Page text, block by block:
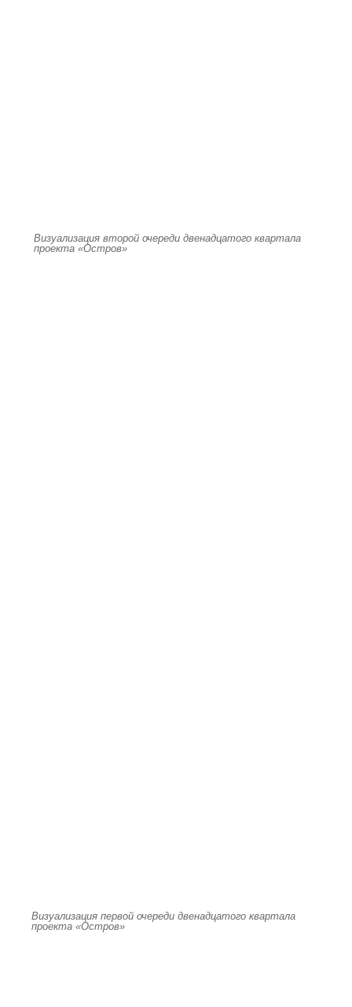
Визуализация второй очереди двенадцатого квартала
проекта «Остров»
Визуализация первой очереди двенадцатого квартала
проекта «Остров»